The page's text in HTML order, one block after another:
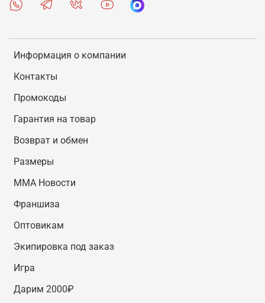
Информация о компании
Контакты
Промокоды
Гарантия на товар
Возврат и обмен
Размеры
MMA Новости
Франшиза
Оптовикам
Экипировка под заказ
Игра
Дарим 2000₽